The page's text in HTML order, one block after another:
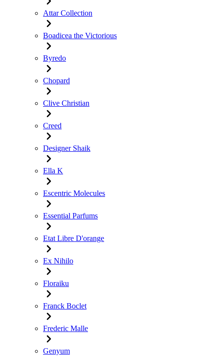
Attar Collection
Boadicea the Victorious
Byredo
Chopard
Clive Christian
Creed
Designer Shaik
Ella K
Escentric Molecules
Essential Parfums
Etat Libre D'orange
Ex Nihilo
Floraiku
Franck Boclet
Frederic Malle
Genyum